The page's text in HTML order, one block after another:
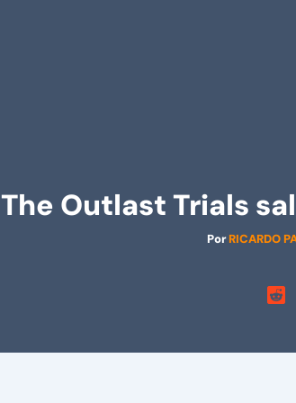
The Outlast Trials
PorRICARDO